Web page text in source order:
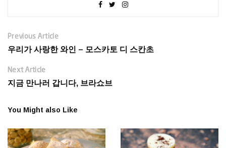
Previous Article
우리가 사랑한 와인 – 모스카토 디 스칸초
Next Article
지금 만나러 갑니다, 브라쇼브
You Might also Like